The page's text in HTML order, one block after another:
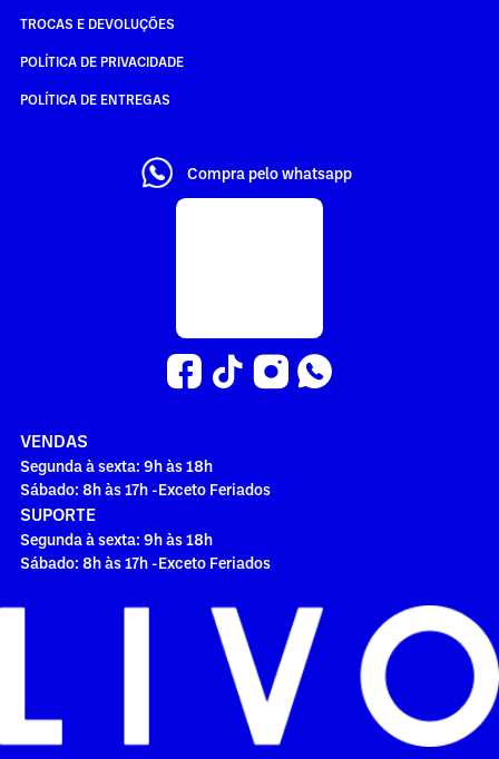
TROCAS E DEVOLUÇÕES
POLÍTICA DE PRIVACIDADE
POLÍTICA DE ENTREGAS
Compra pelo whatsapp
VENDAS
Segunda à sexta: 9h às 18h
Sábado: 8h às 17h -Exceto Feriados
SUPORTE
Segunda à sexta: 9h às 18h
Sábado: 8h às 17h -Exceto Feriados